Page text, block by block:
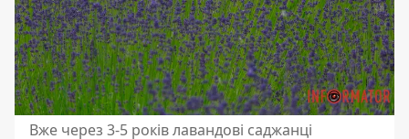
Вже через 3-5 років лавандові саджанці